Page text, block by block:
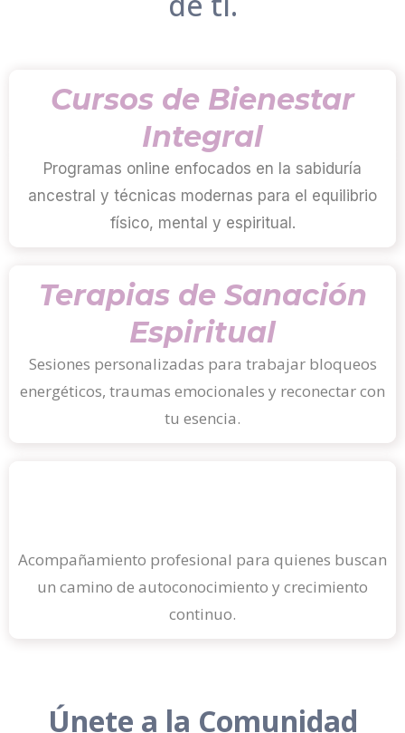
Cursos de Bienestar
Integral
Programas online enfocados en la sabiduría
ancestral y técnicas modernas para el equilibrio
físico, mental y espiritual.
Terapias de Sanación
Espiritual
Sesiones personalizadas para trabajar bloqueos
energéticos, traumas emocionales y reconectar con
tu esencia.
Acompañamiento profesional para quienes buscan
un camino de autoconocimiento y crecimiento
continuo.
Únete a la Comunidad